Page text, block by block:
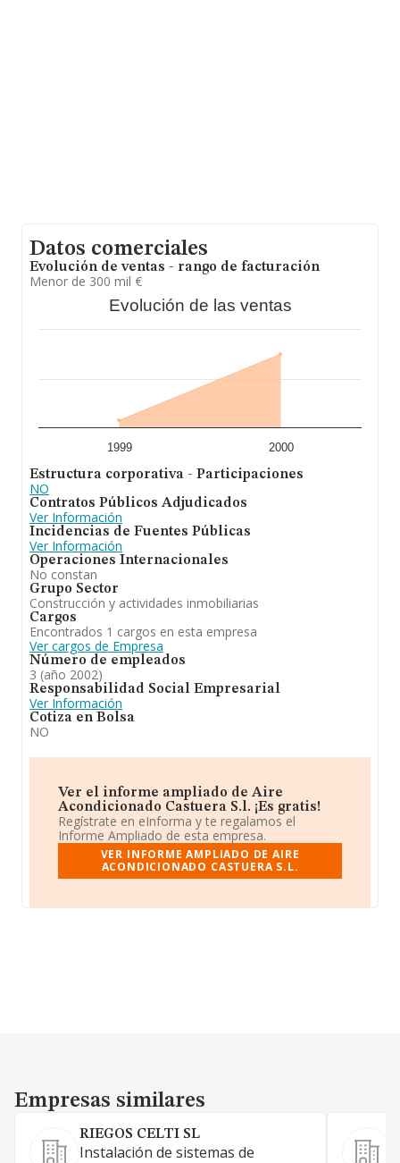
Datos comerciales
Evolución de ventas - rango de facturación
Menor de 300 mil €
Evolución de las ventas
1999 2000
Estructura corporativa - Participaciones
NO
Contratos Públicos Adjudicados
Ver Información
Incidencias de Fuentes Públicas
Ver Información
Operaciones Internacionales
No constan
Grupo Sector
Construcción y actividades inmobiliarias
Cargos
Encontrados 1 cargos en esta empresa
Ver cargos de Empresa
Número de empleados
3 (año 2002)
Responsabilidad Social Empresarial
Ver Información
Cotiza en Bolsa
NO
Ver el informe ampliado de Aire
Acondicionado Castuera S.l. ¡Es gratis!
Regístrate en eInforma y te regalamos el
Informe Ampliado de esta empresa.
VER INFORME AMPLIADO DE AIRE
ACONDICIONADO CASTUERA S.L.
Empresas similares
Empresas similares
RIEGOS CELTI SL
Instalación de sistemas de